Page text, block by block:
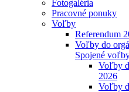
Fotogaléria
Pracovné ponuky
Voľby
Referendum
Voľby do
Spojené
Voľby
2026
Voľby